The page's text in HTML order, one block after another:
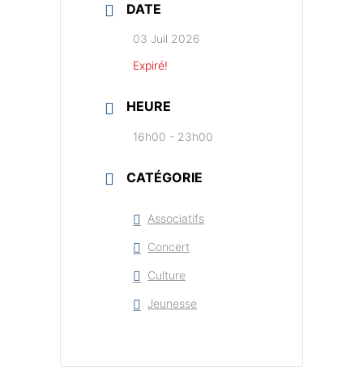
DATE
03 Juil 2026
Expiré!
HEURE
16h00 - 23h00
CATÉGORIE
Associatifs
Concert
Culture
Jeunesse